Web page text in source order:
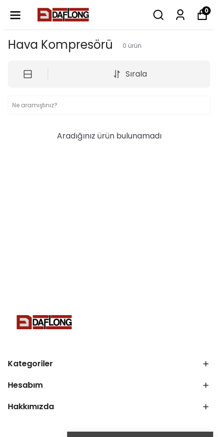
0
Hava Kompresörü 0 ürün
Sırala
Aradığınız ürün bulunamadı
Kategoriler
Hesabım
Hakkımızda